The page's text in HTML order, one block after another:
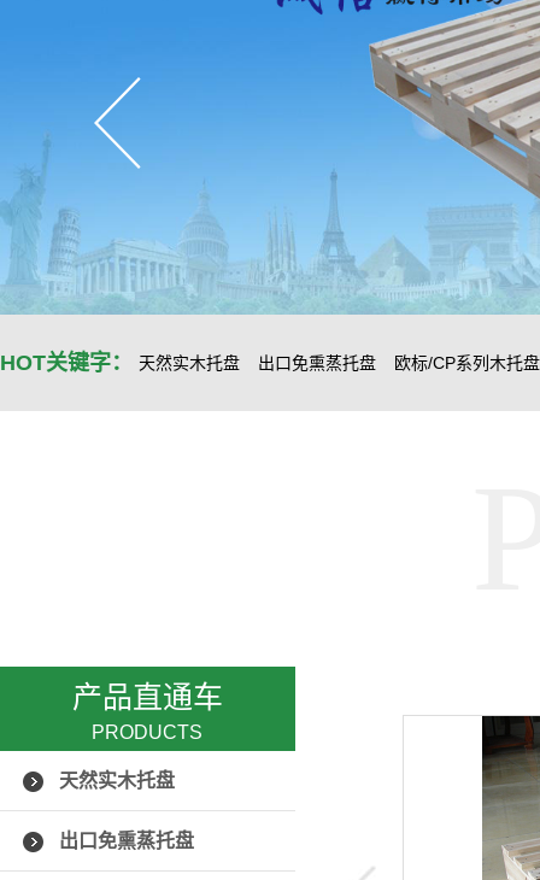
HOT关键字： 天然实木托盘 出口免熏蒸托盘 欧标/CP系列木托盘
产品直通车
PRODUCTS
天然实木托盘
出口免熏蒸托盘
装箱
独特的设计、高强度连接、轻便美观和良好的堆叠性
应用前景。适用于各种大中型机械产品、精密仪